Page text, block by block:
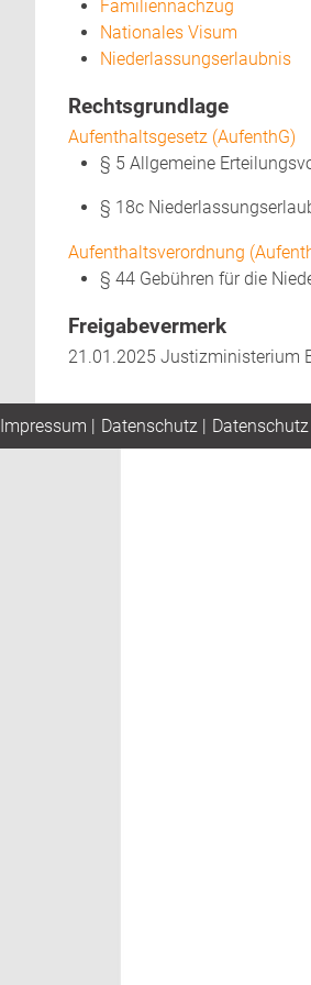
Familiennachzug
Nationales Visum
Niederlassungserlaubnis
Rechtsgrundlage
Aufenthaltsgesetz (AufenthG)
§ 5 Allgemeine
§ 18c
Aufenthaltsverordnung
§ 44Gebühren für die
Freigabevermerk
21.01.2025 Justizministerium
Impressum | Datenschutz |